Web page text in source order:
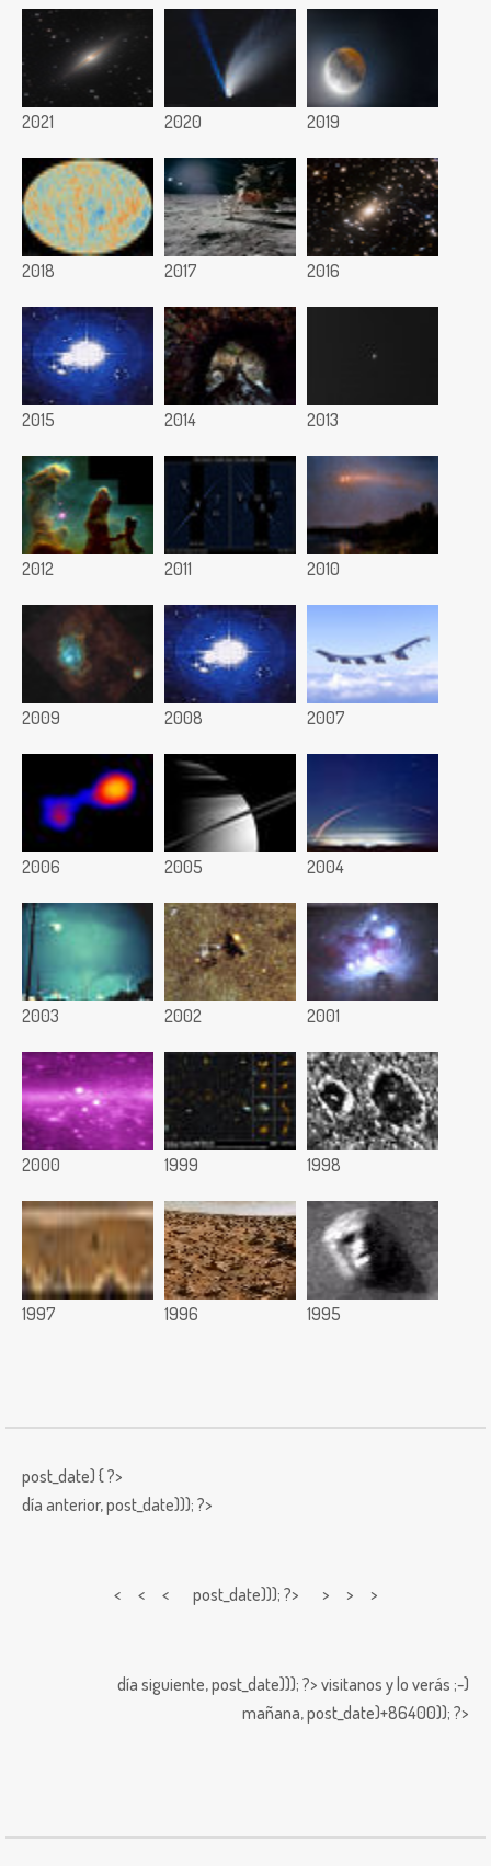
2021 2020 2019
2018 2017 2016
2015 2014 2013
2012 2011 2010
2009 2008 2007
2006 2005 2004
2003 2002 2001
2000 1999 1998
1997 1996 1995
post_date) { ?>
día anterior,post_date))); ?>
< < < post_date))); ?> > > >
día siguiente,post_date))); ?> visitanos y lo verás ;-)
mañana,post_date)+86400)); ?>